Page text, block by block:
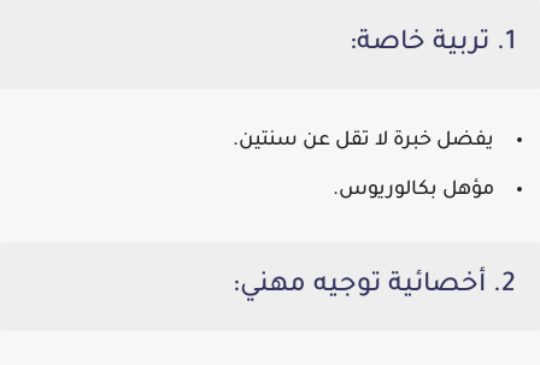
1. تربية خاصة:
يفضل خبرة لا تقل عن سنتين.
مؤهل بكالوريوس.
2. أخصائية توجيه مهني: